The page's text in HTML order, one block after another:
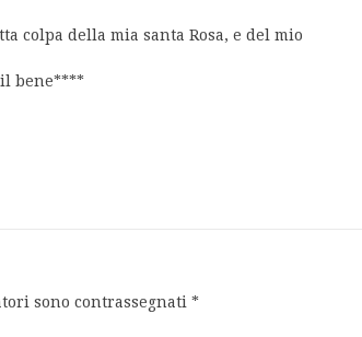
colpa della mia santa Rosa, e del mio
bene****
sono contrassegnati *